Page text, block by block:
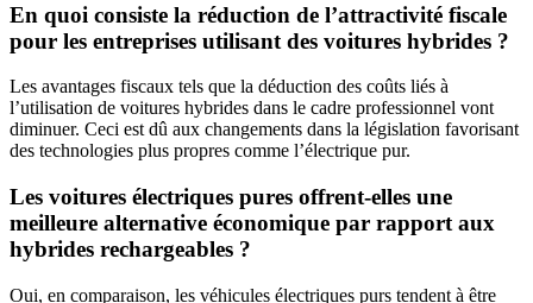
En quoi consiste la réduction de l’attractivité fiscale
pour les entreprises utilisant des voitures hybrides ?
Les avantages fiscaux tels que la déduction des coûts liés à
l’utilisation de voitures hybrides dans le cadre professionnel vont
diminuer. Ceci est dû aux changements dans la législation favorisant
des technologies plus propres comme l’électrique pur.
Les voitures électriques pures offrent-elles une
meilleure alternative économique par rapport aux
hybrides rechargeables ?
Oui, en comparaison, les véhicules électriques purs tendent à être